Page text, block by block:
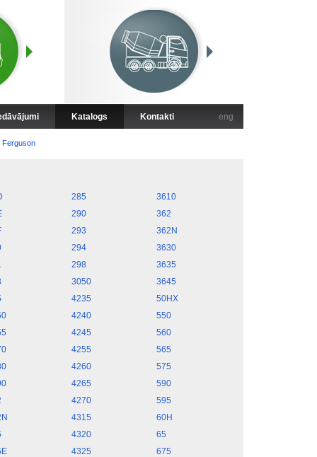
Katalogs Kontakti eng
285
290
293
294
298
3050
3610
362
362N
3630
3635
3645
4235
4240
4245
4255
4260
4265
4270
4315
4320
4325
50HX
550
560
565
575
590
595
60H
65
675